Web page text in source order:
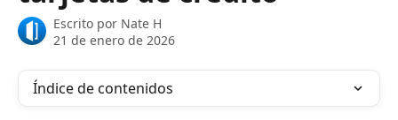
Escrito por Nate H
21 de enero de 2026
Índice de contenidos